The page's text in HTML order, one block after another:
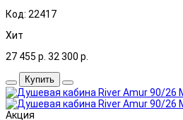
Код: 22417
Хит
27 455 р. 32 300 р.
Купить
Акция